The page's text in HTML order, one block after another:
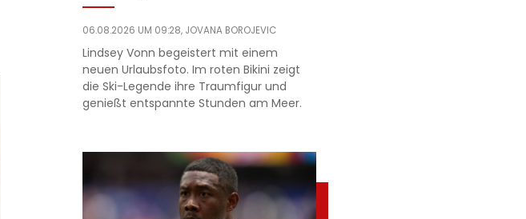
06.08.2026 UM 09:28, JOVANA BOROJEVIC
Lindsey Vonn begeistert mit einem
neuen Urlaubsfoto. Im roten Bikini zeigt
die Ski-Legende ihre Traumfigur und
genießt entspannte Stunden am Meer.